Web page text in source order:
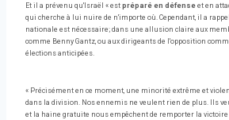
Et il a prévenu qu'Israël « est préparé en défense et en
qui cherche à lui nuire de n'importe où. Cependant, il a
nationale est nécessaire; dans une allusion claire aux
comme Benny Gantz, ou aux dirigeants de l'opposition
élections anticipées.
« Précisément en ce moment, une minorité extrême et
dans la division. Nos ennemis ne veulent rien de plus. Ils
et la haine gratuite nous empêchent de remporter la victoire